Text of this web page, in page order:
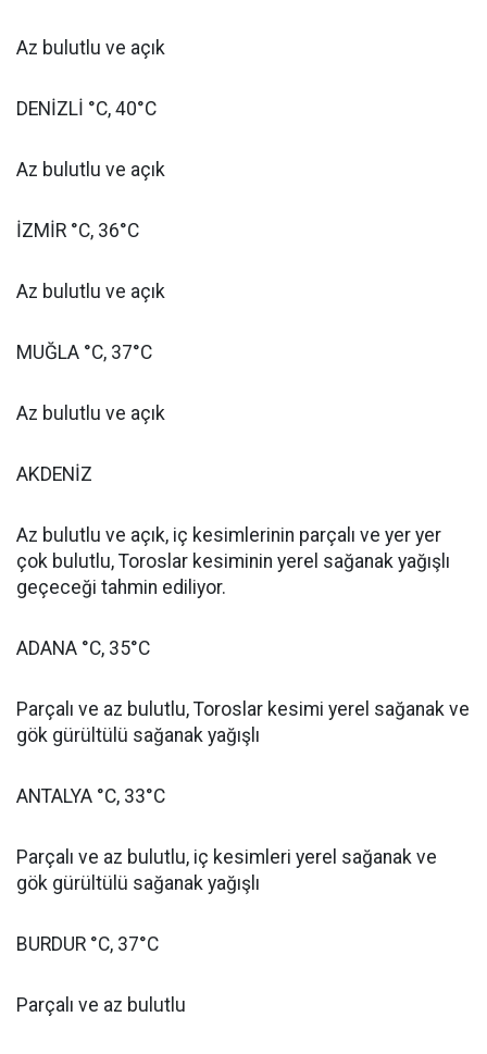
Az bulutlu ve açık
DENİZLİ °C, 40°C
Az bulutlu ve açık
İZMİR °C, 36°C
Az bulutlu ve açık
MUĞLA °C, 37°C
Az bulutlu ve açık
AKDENİZ
Az bulutlu ve açık, iç kesimlerinin parçalı ve yer yer
çok bulutlu, Toroslar kesiminin yerel sağanak yağışlı
geçeceği tahmin ediliyor.
ADANA °C, 35°C
Parçalı ve az bulutlu, Toroslar kesimi yerel sağanak ve
gök gürültülü sağanak yağışlı
ANTALYA °C, 33°C
Parçalı ve az bulutlu, iç kesimleri yerel sağanak ve
gök gürültülü sağanak yağışlı
BURDUR °C, 37°C
Parçalı ve az bulutlu